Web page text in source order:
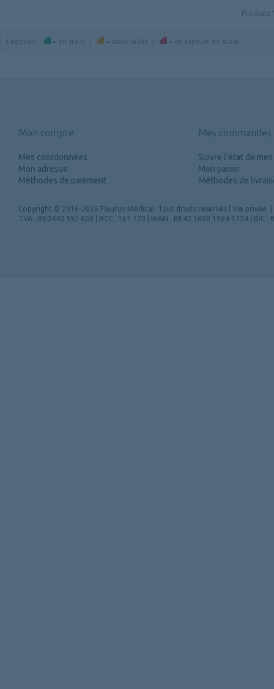
Produits
Légende = en stock = stock faible = en rupture de stock
Mon compte
Mes coordonnées
Mon adresse
Méthodes de paiement
Mes commandes
Suivre l'état de
Mon panier
Méthodes de
Copyright © 2016-2026 Fleurus-Médical. Tout droits reservés Vie privée
TVA : BE0440 592 608 | RCC : 167.720 | IBAN : BE42 3600 1984 1354 | BIC :